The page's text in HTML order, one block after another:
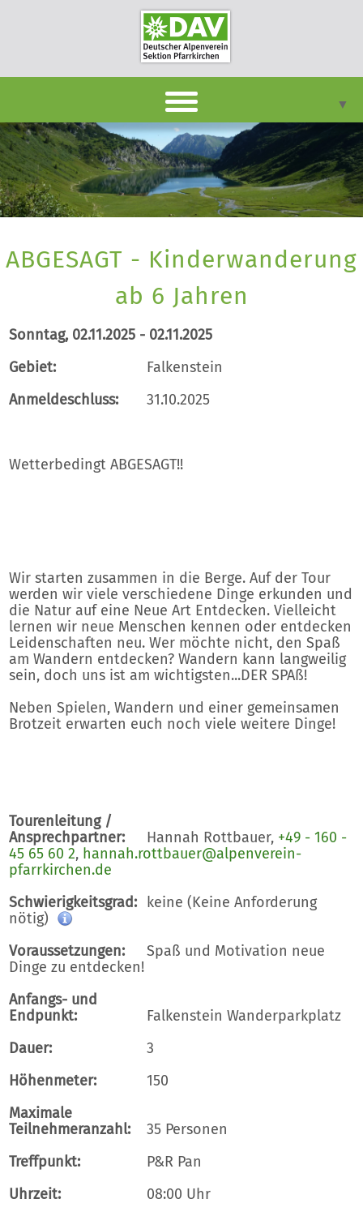
▼
DAVpan
Termine
Berichte
Infothek ▼
Unsere Sektion
Kontakt
ABGESAGT - Kinderwanderung
ab 6 Jahren
Sonntag, 02.11.2025 - 02.11.2025
Gebiet:
Falkenstein
Anmeldeschluss:
31.10.2025
Wetterbedingt ABGESAGT!!
Wir starten zusammen in die Berge. Auf der Tour
werden wir viele verschiedene Dinge erkunden und
die Natur auf eine Neue Art Entdecken. Vielleicht
lernen wir neue Menschen kennen oder entdecken
Leidenschaften neu. Wer möchte nicht, den Spaß
am Wandern entdecken? Wandern kann langweilig
sein, doch uns ist am wichtigsten...DER SPAß!
Neben Spielen, Wandern und einer gemeinsamen
Brotzeit erwarten euch noch viele weitere Dinge!
Tourenleitung /
Ansprechpartner:
Hannah Rottbauer, +49 - 160 -
45 65 60 2, hannah.rottbauer@alpenverein-
pfarrkirchen.de
Schwierigkeitsgrad: keine (Keine Anforderung
nötig)
Voraussetzungen:
Spaß und Motivation neue
Dinge zu entdecken!
Anfangs- und
Endpunkt:
Falkenstein Wanderparkplatz
Dauer:
3
Höhenmeter:
150
Maximale
Teilnehmeranzahl:
35 Personen
Treffpunkt:
P&R Pan
Uhrzeit:
08:00 Uhr